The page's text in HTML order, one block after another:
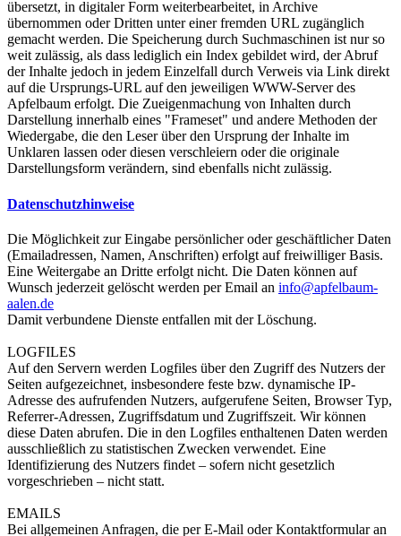
übersetzt, in digitaler Form weiterbearbeitet, in Archive
übernommen oder Dritten unter einer fremden URL zugänglich
gemacht werden. Die Speicherung durch Suchmaschinen ist nur so
weit zulässig, als dass lediglich ein Index gebildet wird, der Abruf
der Inhalte jedoch in jedem Einzelfall durch Verweis via Link direkt
auf die Ursprungs-URL auf den jeweiligen WWW-Server des
Apfelbaum erfolgt. Die Zueigenmachung von Inhalten durch
Darstellung innerhalb eines "Frameset" und andere Methoden der
Wiedergabe, die den Leser über den Ursprung der Inhalte im
Unklaren lassen oder diesen verschleiern oder die originale
Darstellungsform verändern, sind ebenfalls nicht zulässig.
Datenschutzhinweise
Die Möglichkeit zur Eingabe persönlicher oder geschäftlicher Daten
(Emailadressen, Namen, Anschriften) erfolgt auf freiwilliger Basis.
Eine Weitergabe an Dritte erfolgt nicht. Die Daten können auf
Wunsch jederzeit gelöscht werden per Email an info@apfelbaum-
aalen.de
Damit verbundene Dienste entfallen mit der Löschung.
LOGFILES
Auf den Servern werden Logfiles über den Zugriff des Nutzers der
Seiten aufgezeichnet, insbesondere feste bzw. dynamische IP-
Adresse des aufrufenden Nutzers, aufgerufene Seiten, Browser Typ,
Referrer-Adressen, Zugriffsdatum und Zugriffszeit. Wir können
diese Daten abrufen. Die in den Logfiles enthaltenen Daten werden
ausschließlich zu statistischen Zwecken verwendet. Eine
Identifizierung des Nutzers findet – sofern nicht gesetzlich
vorgeschrieben – nicht statt.
EMAILS
Bei allgemeinen Anfragen, die per E-Mail oder Kontaktformular an